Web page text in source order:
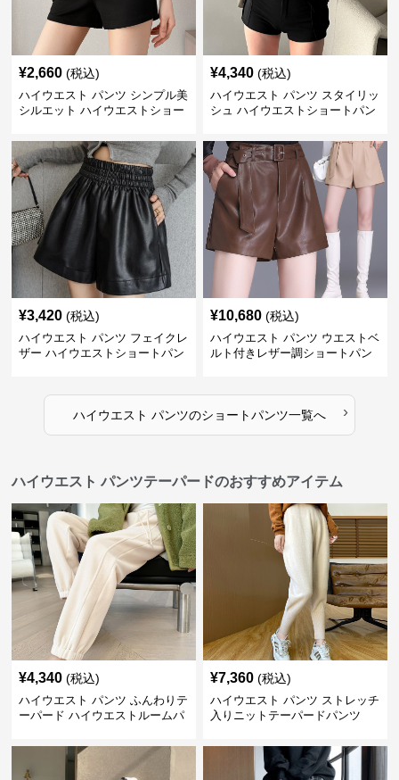
¥2,660 (税込)
ハイウエスト パンツ シンプル美
シルエット ハイウエストショー
¥4,340 (税込)
ハイウエスト パンツ スタイリッ
シュ ハイウエストショートパン
¥3,420 (税込)
ハイウエスト パンツ フェイクレ
ザー ハイウエストショートパン
¥10,680 (税込)
ハイウエスト パンツ ウエストベ
ルト付きレザー調ショートパン
ハイウエスト パンツのショートパンツ一覧へ ›
ハイウエスト パンツテーパードのおすすめアイテム
¥4,340 (税込)
ハイウエスト パンツ ふんわりテ
ーパード ハイウエストルームパ
¥7,360 (税込)
ハイウエスト パンツ ストレッチ
入りニットテーパードパンツ